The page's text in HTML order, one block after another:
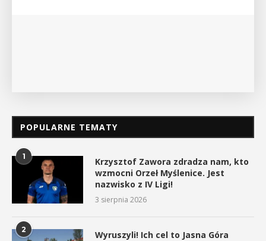
POPULARNE TEMATY
1
Krzysztof Zawora zdradza nam, kto
wzmocni Orzeł Myślenice. Jest
nazwisko z IV Ligi!
3 sierpnia 2026
2 Wyruszyli! Ich cel to Jasna Góra